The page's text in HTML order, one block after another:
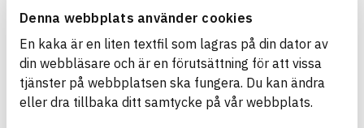
Denna webbplats använder cookies
En kaka är en liten textfil som lagras på din dator av
din webbläsare och är en förutsättning för att vissa
tjänster på webbplatsen ska fungera. Du kan ändra
eller dra tillbaka ditt samtycke på vår webbplats.
Premium PU Sealant LM
sealant